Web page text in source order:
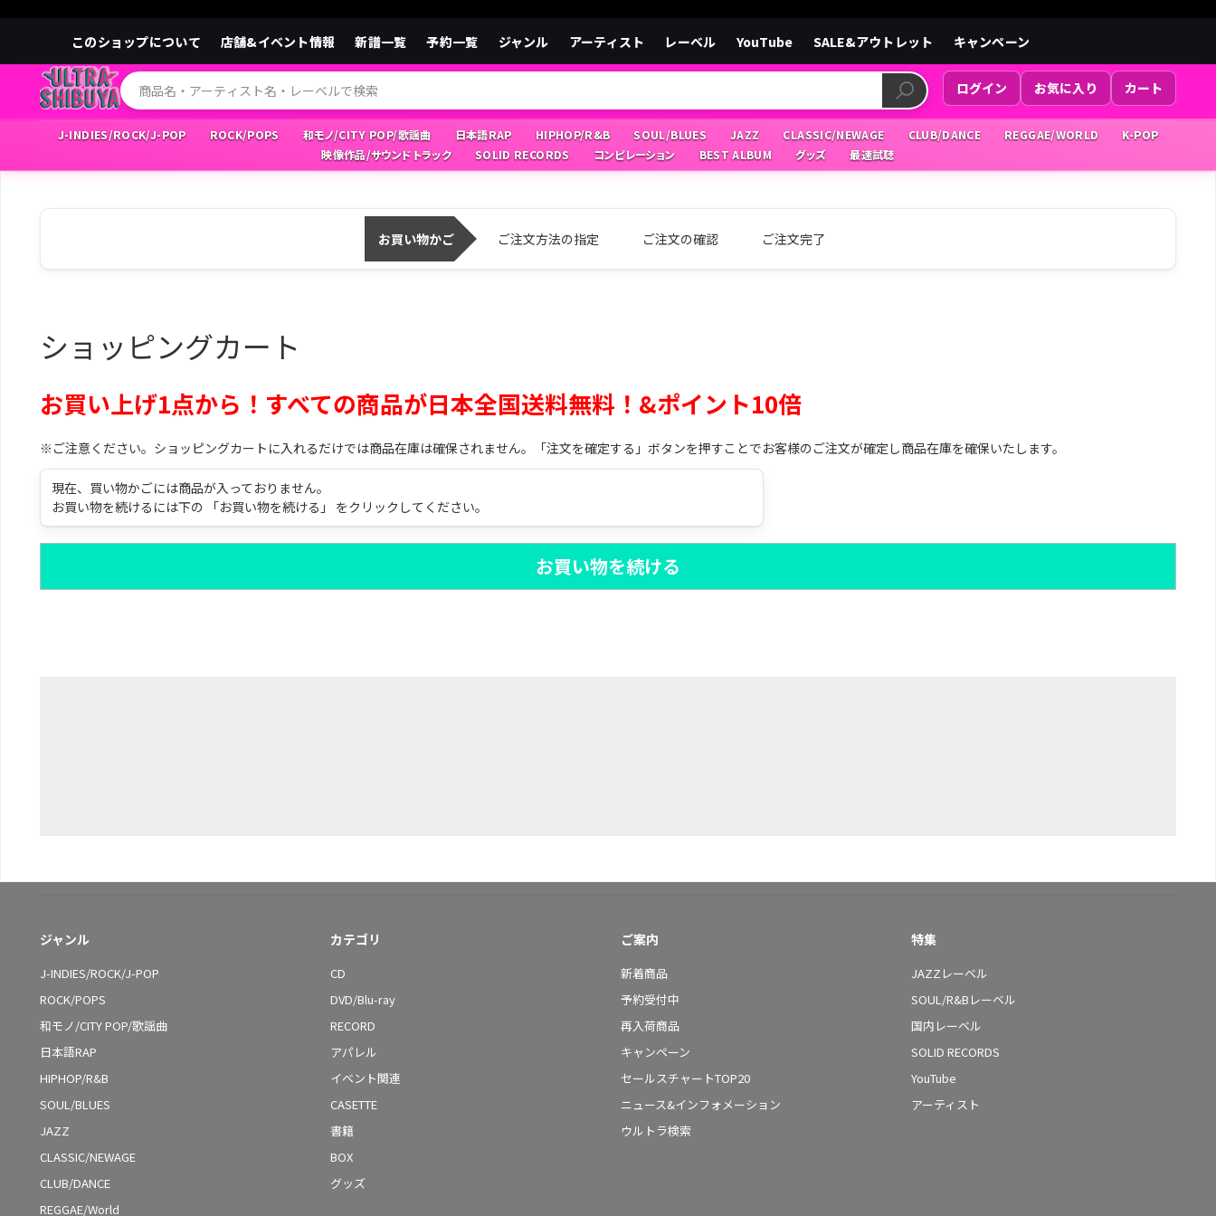
このショップについて 店舗&イベント情報 新譜一覧 予約一覧 ジャンル アーティスト レーベル YouTube SALE&アウトレット キャンペーン
ログイン お気に入り カート
J-INDIES/ROCK/J-POP ROCK/POPS 和モノ/CITY POP/歌謡曲 日本語RAP HIPHOP/R&B SOUL/BLUES JAZZ CLASSIC/NEWAGE CLUB/DANCE REGGAE/WORLD
K-POP
映像作品/サウンドトラック
SOLID RECORDS コンピレーション BEST ALBUM グッズ 最速試聴
お買い物かご ご注文方法の指定 ご注文の確認 ご注文完了
ショッピングカート
お買い上げ1点から！すべての商品が日本全国送料無料！&ポイント10倍
※ご注意ください。ショッピングカートに入れるだけでは商品在庫は確保されません。「注文を確定する」ボタンを押すことでお客様のご注文が確定し商品在庫を確保いたします。
現在、買い物かごには商品が入っておりません。
お買い物を続けるには下の 「お買い物を続ける」 をクリックしてください。
お買い物を続ける
ジャンル
J-INDIES/ROCK/J-POP
ROCK/POPS
和モノ/CITY POP/歌謡曲
日本語RAP
HIPHOP/R&B
SOUL/BLUES
JAZZ
CLASSIC/NEWAGE
CLUB/DANCE
REGGAE/World
カテゴリ
CD
DVD/Blu-ray
RECORD
アパレル
イベント関連
CASETTE
書籍
BOX
グッズ
ご案内
新着商品
予約受付中
再入荷商品
キャンペーン
セールスチャートTOP20
ニュース&インフォメーション
ウルトラ検索
特集
JAZZレーベル
SOUL/R&Bレーベル
国内レーベル
SOLID RECORDS
YouTube
アーティスト